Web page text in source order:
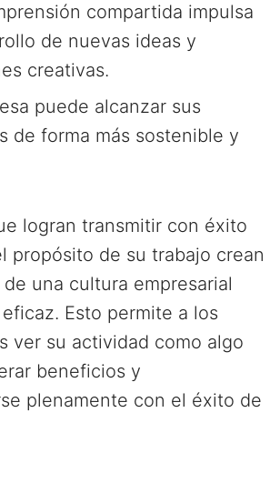
compartida impulsa
de nuevas ideas y
creativas.
puede alcanzar sus
de forma más sostenible y
logran transmitir con éxito
propósito de su trabajo crean
una cultura empresarial
Esto permite a los
ver su actividad como algo
beneficios y
plenamente con el éxito de